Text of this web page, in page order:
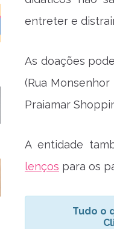
entreter e
As doações
(Rua Monsenhor
Praiamar
A entidade
lenços para os
Tudo o